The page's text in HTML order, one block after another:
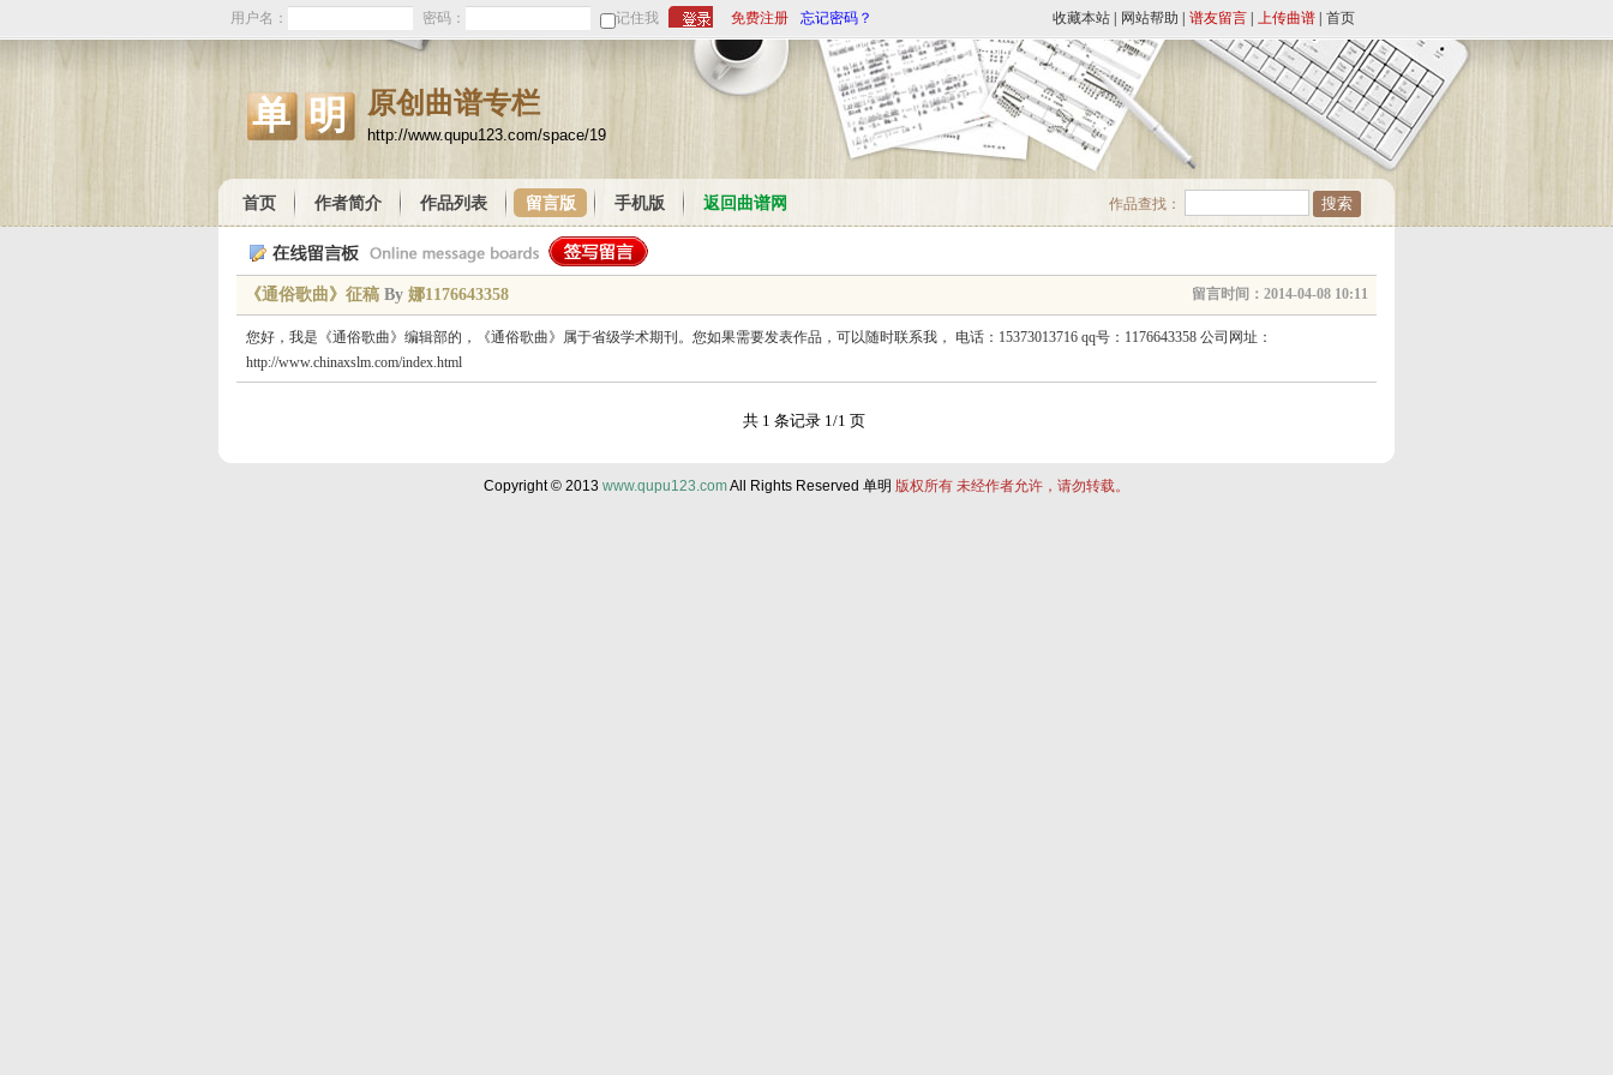
用户名： 密码： 记住我 免费注册 忘记密码？ 收藏本站 网站帮助 谱友留言 上传曲谱 首页
单明 原创曲谱专栏
http://www.qupu123.com/space/19
作品查找：
首页 作者简介 作品列表 留言版 手机版 返回曲谱网
留言时间：2014-04-08 10:11
《通俗歌曲》征稿 By 娜1176643358
您好，我是《通俗歌曲》编辑部的，《通俗歌曲》属于省级学术期刊。您如果需要发表作品，可以随时联系我， 电话：15373013716 qq号：1176643358 公司网址：
http://www.chinaxslm.com/index.html
共 1 条记录 1/1 页
Copyright © 2013 www.qupu123.comAll Rights Reserved 单明 版权所有 未经作者允许，请勿转载。